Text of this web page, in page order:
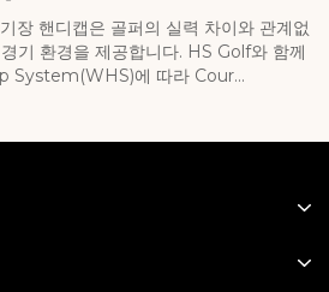
장 핸디캡은 골퍼의 실력 차이와 관계없
기 환경을 제공합니다. HS Golf와 함께
System(WHS)에 따라 Cour...